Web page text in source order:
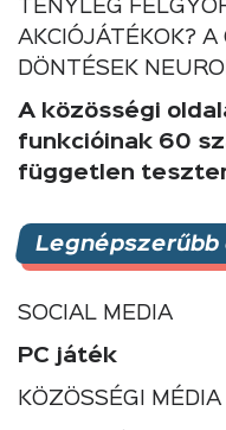
TÉNYLEG
AKCIÓJÁTÉKOK?
DÖNTÉSEK
A közösségi
funkcióinak 60
független
Legnépszerűbb
SOCIAL MEDIA
PC játék
KÖZÖSSÉGI MÉDIA